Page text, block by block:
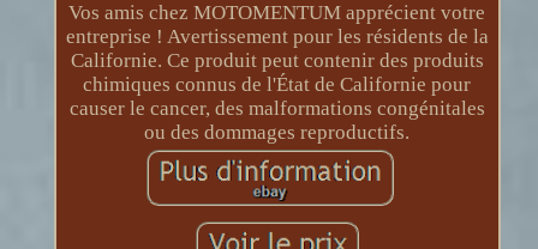
Vos amis chez MOTOMENTUM apprécient votre
entreprise ! Avertissement pour les résidents de la
Californie. Ce produit peut contenir des produits
chimiques connus de l'État de Californie pour
causer le cancer, des malformations congénitales
ou des dommages reproductifs.